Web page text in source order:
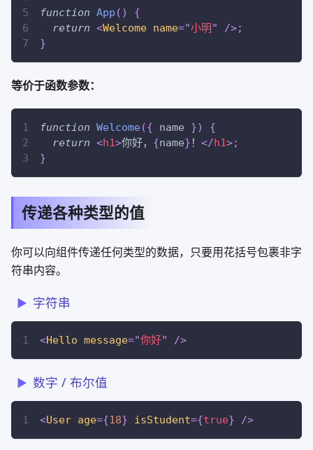
function App ( )
{
return <Welcome name="小明 " />;
}
等价于函数参数：
function Welcome({ name })
{
return <h1>你好， {name} ！ </h1>;
}
传递各种类型的值
你可以向组件传递任何类型的数据，只要用花括号包裹非字
符串内容。
字符串
<Hello message="你好" />
数字 / 布尔值
<User age={18} isStudent={true} />